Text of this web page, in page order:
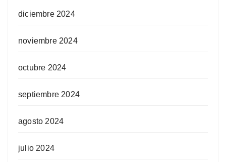
diciembre 2024
noviembre 2024
octubre 2024
septiembre 2024
agosto 2024
julio 2024